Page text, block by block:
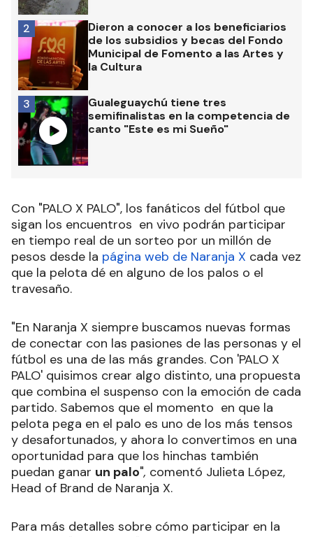
Dieron a conocer a los beneficiarios
de los subsidios y becas del Fondo
Municipal de Fomento a las Artes y
la Cultura
2
Gualeguaychú tiene tres
semifinalistas en la competencia de
canto "Este es mi Sueño"
3
Con "PALO X PALO", los fanáticos del fútbol que
sigan los encuentros en vivo podrán participar
en tiempo real de un sorteo por un millón de
pesos desde la página web de Naranja X cada vez
que la pelota dé en alguno de los palos o el
travesaño.
"En Naranja X siempre buscamos nuevas formas
de conectar con las pasiones de las personas y el
fútbol es una de las más grandes. Con 'PALO X
PALO' quisimos crear algo distinto, una propuesta
que combina el suspenso con la emoción de cada
partido. Sabemos que el momento en que la
pelota pega en el palo es uno de los más tensos
y desafortunados, y ahora lo convertimos en una
oportunidad para que los hinchas también
puedan ganar un palo", comentó Julieta López,
Head of Brand de Naranja X.
Para más detalles sobre cómo participar en la